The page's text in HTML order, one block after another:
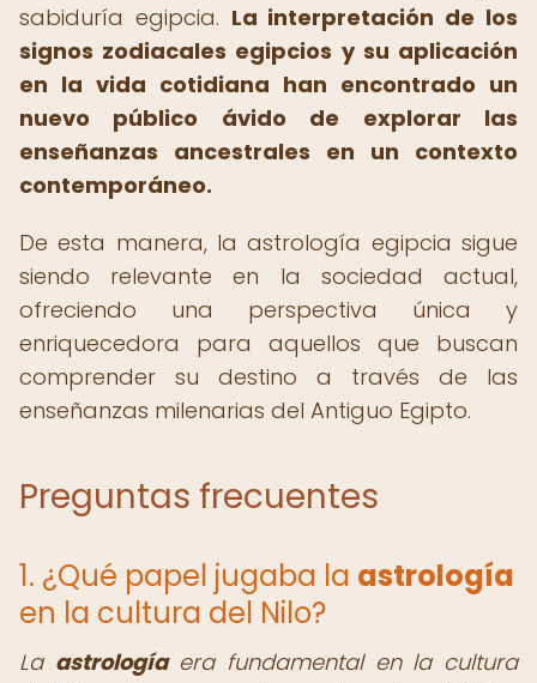
sabiduría egipcia. La interpretación de los
signos zodiacales egipcios y su aplicación
en la vida cotidiana han encontrado un
nuevo público ávido de explorar las
enseñanzas ancestrales en un contexto
contemporáneo.
De esta manera, la astrología egipcia sigue
siendo relevante en la sociedad actual,
ofreciendo una perspectiva única y
enriquecedora para aquellos que buscan
comprender su destino a través de las
enseñanzas milenarias del Antiguo Egipto.
Preguntas frecuentes
1. ¿Qué papel jugaba la astrología
en la cultura del Nilo?
La astrologíaera fundamental en la cultura